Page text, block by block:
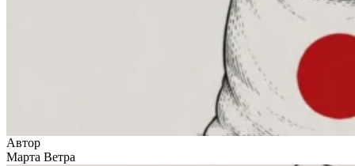
Автор
Марта Ветра